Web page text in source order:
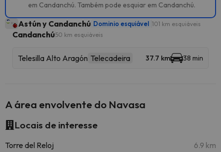
em Candanchú. Também pode esquiar em Candanchú.
Astún y Candanchú Dominio esquiável 101 km esquiáveis
Candanchú50 km esquiáveis
Telesilla Alto Aragón Telecadeira 37.7 km 38 min
A área envolvente do Navasa
Locais de interesse
Torre del Reloj 6.9 km